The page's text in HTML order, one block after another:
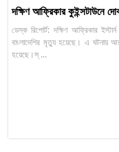
দক্ষিণ আফ্রিকার কুইন্সটাউনে
ডেস্ক রিপোর্ট: দক্ষিণ আফ্রিকার
বাংলাদেশির মৃত্যু হয়েছে। এ
হয়েছে।স্ ...